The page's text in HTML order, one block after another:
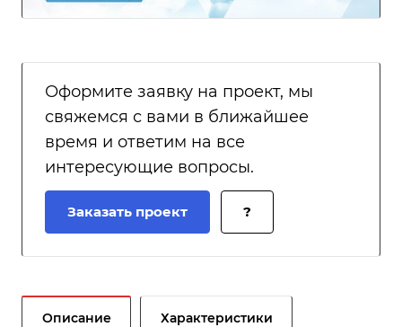
Оформите заявку на проект, мы
свяжемся с вами в ближайшее
время и ответим на все
интересующие вопросы.
Заказать проект ?
Описание Характеристики